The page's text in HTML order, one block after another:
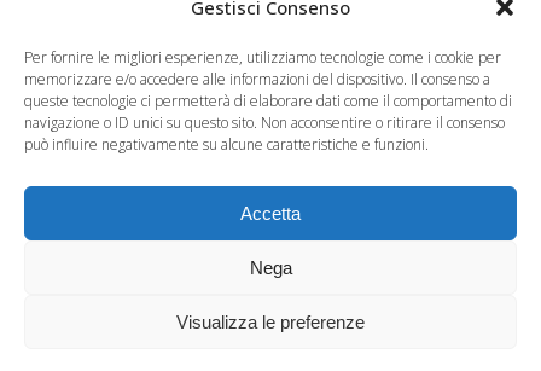
Gestisci Consenso
Per fornire le migliori esperienze, utilizziamo tecnologie come i cookie per
memorizzare e/o accedere alle informazioni del dispositivo. Il consenso a
queste tecnologie ci permetterà di elaborare dati come il comportamento di
navigazione o ID unici su questo sito. Non acconsentire o ritirare il consenso
può influire negativamente su alcune caratteristiche e funzioni.
Accetta
Nega
Visualizza le preferenze
Blog
Privacy Policy